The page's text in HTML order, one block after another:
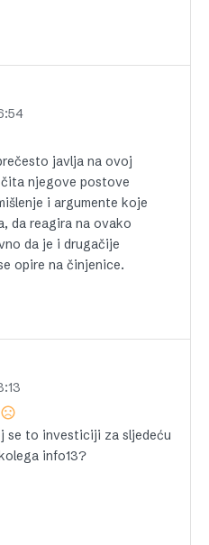
javlja na ovoj
njegove postove
i argumente koje
da reagira na ovako
da je i drugačije
opire na činjenice.
se to investiciji za sljedeću
info13?